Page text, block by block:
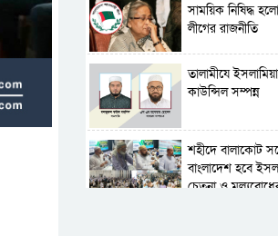
সাময়িক নিষিদ্ধ
লীগের রাজনীতি
‎তালামীযে
কাউন্সিল সম্পন্ন
শহীদে বালাকোট
বাংলাদেশ হবে
চেতনা ও